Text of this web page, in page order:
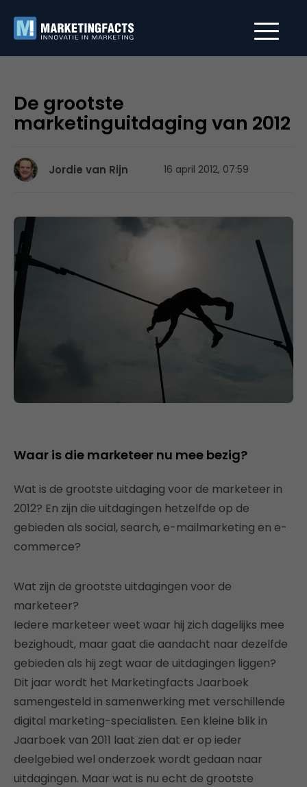
De grootste
marketinguitdaging van 2012
Jordie van Rijn 16 april 2012, 07:59
Waar is die marketeer nu mee bezig?
Wat is de grootste uitdaging voor de marketeer in
2012? En zijn die uitdagingen hetzelfde op de
gebieden als social, search, e-mailmarketing en e-
commerce?
Wat zijn de grootste uitdagingen voor de
marketeer?
Iedere marketeer weet waar hij zich dagelijks mee
bezighoudt, maar gaat die aandacht naar dezelfde
gebieden als hij zegt waar de uitdagingen liggen?
Dit jaar wordt het Marketingfacts Jaarboek
samengesteld in samenwerking met verschillende
digital marketing-specialisten. Een kleine blik in
Jaarboek van 2011 laat zien dat er op ieder
deelgebied wel onderzoek wordt gedaan naar
uitdagingen. Maar wat is nu echt de grootste